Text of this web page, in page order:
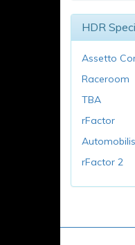
HDR
Assetto
Raceroom
TBA
rFactor
rFactor 2